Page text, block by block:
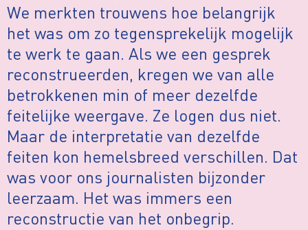
We merkten trouwens hoe belangrijk
het was om zo tegensprekelijk mogelijk
te werk te gaan. Als we een gesprek
reconstrueerden, kregen we van alle
betrokkenen min of meer dezelfde
feitelijke weergave. Ze logen dus niet.
Maar de interpretatie van dezelfde
feiten kon hemelsbreed verschillen. Dat
was voor ons journalisten bijzonder
leerzaam. Het was immers een
reconstructie van het onbegrip.